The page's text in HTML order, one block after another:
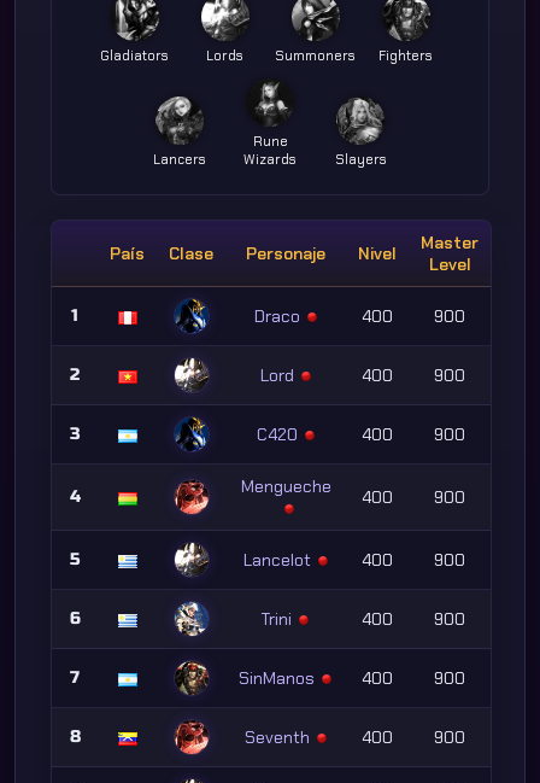
Gladiators Lords Summoners Fighters
Lancers
Rune
Wizards
Slayers
País Clase Personaje Nivel
Master
Level
1 Draco 400 900
2 Lord 400 900
3 C420 400 900
4 Mengueche 400 900
5 Lancelot 400 900
6 Trini 400 900
7 SinManos 400 900
8 Seventh 400 900